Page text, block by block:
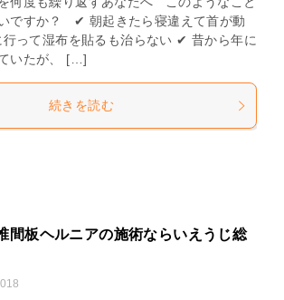
ですか？ ✔ 朝起きたら寝違えて首が動
って湿布を貼るも治らない ✔ 昔から年に
いたが、 […]
続きを読む
間板ヘルニアの施術ならいえうじ総